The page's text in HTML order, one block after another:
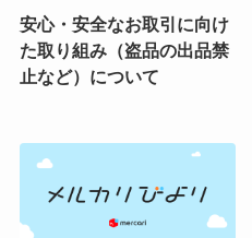
安心・安全なお取引に向け
た取り組み（盗品の出品禁
止など）について